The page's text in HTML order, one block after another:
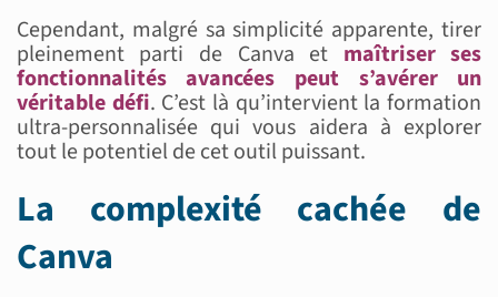
Cependant, malgré sa simplicité apparente, tirer
pleinement parti de Canva et maîtriser ses
fonctionnalités avancées peut s’avérer un
véritable défi. C’est là qu’intervient la formation
ultra-personnalisée qui vous aidera à explorer
tout le potentiel de cet outil puissant.
La complexité cachée de
Canva